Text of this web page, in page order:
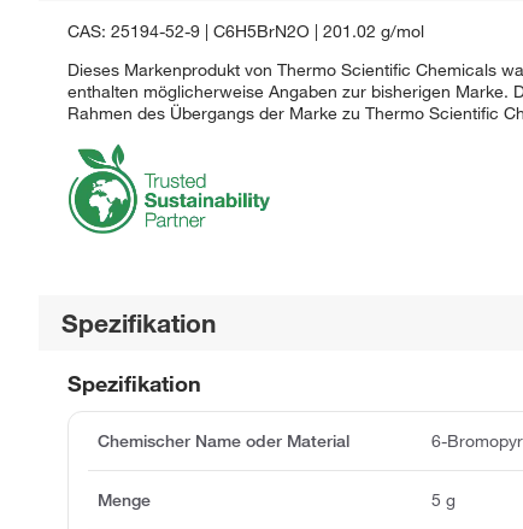
CAS: 25194-52-9 | C6H5BrN2O | 201.02 g/mol
Dieses Markenprodukt von Thermo Scientific Chemicals
enthalten möglicherweise Angaben zur bisherigen Marke.
Rahmen des Übergangs der Marke zu Thermo Scientific
Spezifikation
Spezifikation
Chemischer Name oder Material 6-
Menge 5 g